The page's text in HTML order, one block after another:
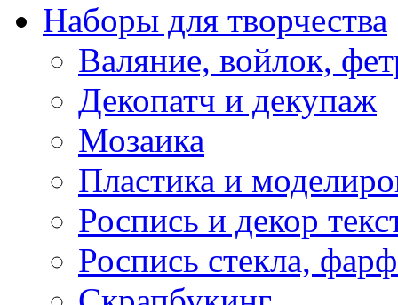
Наборы для творчества
Валяние, войлок,
Декопатч и декупаж
Мозаика
Пластика и
Роспись и декор
Роспись стекла,